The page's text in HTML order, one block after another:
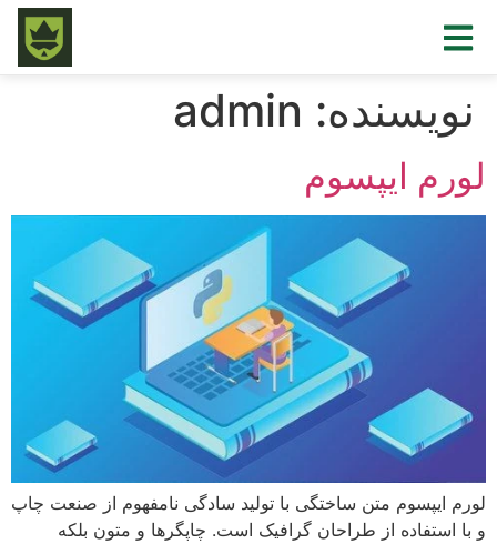
نویسنده: admin
لورم ایپسوم
لورم ایپسوم متن ساختگی با تولید سادگی نامفهوم از صنعت چاپ
و با استفاده از طراحان گرافیک است. چاپگرها و متون بلکه